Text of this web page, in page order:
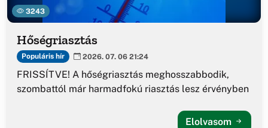
3243
Hőségriasztás
Populáris hír 2026. 07. 06 21:24
FRISSÍTVE! A hőségriasztás meghosszabbodik,
szombattól már harmadfokú riasztás lesz érvényben
Elolvasom